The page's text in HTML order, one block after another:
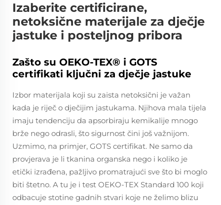
Izaberite certificirane,
netoksične materijale za dječje
jastuke i posteljnog pribora
Zašto su OEKO-TEX® i GOTS
certifikati ključni za dječje jastuke
Izbor materijala koji su zaista netoksični je važan
kada je riječ o dječijim jastukama. Njihova mala tijela
imaju tendenciju da apsorbiraju kemikalije mnogo
brže nego odrasli, što sigurnost čini još važnijom.
Uzmimo, na primjer, GOTS certifikat. Ne samo da
provjerava je li tkanina organska nego i koliko je
etički izrađena, pažljivo promatrajući sve što bi moglo
biti štetno. A tu je i test OEKO-TEX Standard 100 koji
odbacuje stotine gadnih stvari koje ne želimo blizu